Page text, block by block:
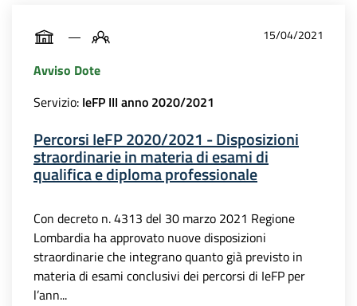
15/04/2021
Avviso Dote
Servizio: IeFP III anno 2020/2021
Percorsi IeFP 2020/2021 - Disposizioni
straordinarie in materia di esami di
qualifica e diploma professionale
Con decreto n. 4313 del 30 marzo 2021 Regione
Lombardia ha approvato nuove disposizioni
straordinarie che integrano quanto già previsto in
materia di esami conclusivi dei percorsi di IeFP per
l’ann...